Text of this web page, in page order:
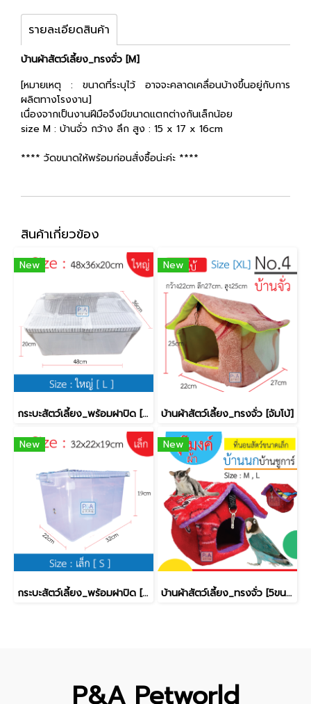
รายละเอียดสินค้า
บ้านผ้าสัตว์เลี้ยง_ทรงจั่ว [M]
[หมายเหตุ : ขนาดที่ระบุไว้ อาจจะคลาดเคลื่อนบ้างขึ้นอยู่กับการ
ผลิตทางโรงงาน]
เนื่องจากเป็นงานฝีมือจึงมีขนาดแตกต่างกันเล็กน้อย
size M : บ้านจั่ว กว้าง ลึก สูง : 15 x 17 x 16cm
**** วัดขนาดให้พร้อมก่อนสั่งซื้อน่ะค่ะ ****
สินค้าเกี่ยวข้อง
New
กระบะสัตว์เลี้ยง_พร้อมฝาปิด [ใหญ่]
New
บ้านผ้าสัตว์เลี้ยง_ทรงจั่ว [จัมโบ้]
New
กระบะสัตว์เลี้ยง_พร้อมฝาปิด [เล็ก]
New
บ้านผ้าสัตว์เลี้ยง_ทรงจั่ว [5ขนาด]
P&A Petworld